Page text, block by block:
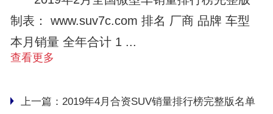
制表： www.suv7c.com 排名 厂商 品牌 车型
本月销量 全年合计 1 ...
查看更多
上一篇： 2019年4月合资SUV销量排行榜完整版名单